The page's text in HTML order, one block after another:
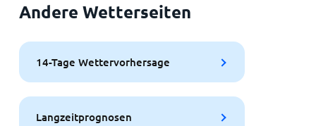
Andere Wetterseiten
14-Tage Wettervorhersage
Langzeitprognosen